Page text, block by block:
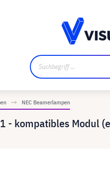
NEC Beamerlampen
- kompatibles Modul